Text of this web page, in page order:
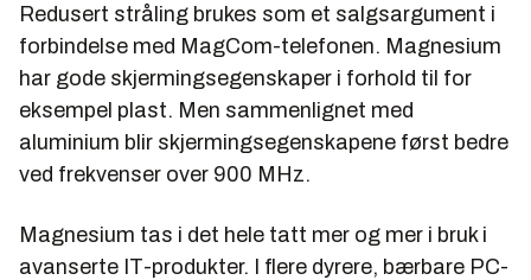
Redusert stråling brukes som et salgsargument i
forbindelse med MagCom-telefonen. Magnesium
har gode skjermingsegenskaper i forhold til for
eksempel plast. Men sammenlignet med
aluminium blir skjermingsegenskapene først bedre
ved frekvenser over 900 MHz.
Magnesium tas i det hele tatt mer og mer i bruk i
avanserte IT-produkter. I flere dyrere, bærbare PC-